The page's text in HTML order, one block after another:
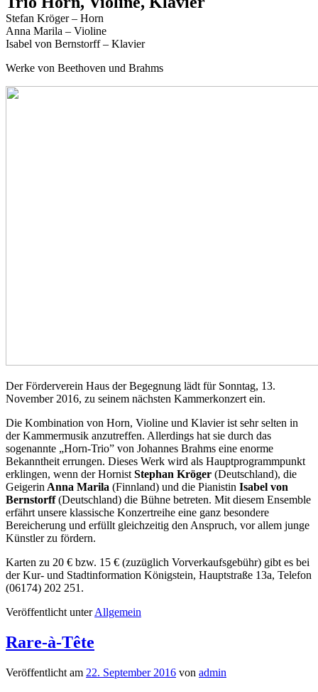
Stefan Kröger – Horn
Anna Marila – Violine
Isabel von Bernstorff – Klavier
Werke von Beethoven und Brahms
Der Förderverein Haus der Begegnung lädt für Sonntag, 13.
November 2016, zu seinem nächsten Kammerkonzert ein.
Die Kombination von Horn, Violine und Klavier ist sehr selten in
der Kammermusik anzutreffen. Allerdings hat sie durch das
sogenannte „Horn-Trio” von Johannes Brahms eine enorme
Bekanntheit errungen. Dieses Werk wird als Hauptprogrammpunkt
erklingen, wenn der Hornist Stephan Kröger (Deutschland), die
Geigerin Anna Marila (Finnland) und die Pianistin Isabel von
Bernstorff(Deutschland) die Bühne betreten. Mit diesem Ensemble
erfährt unsere klassische Konzertreihe eine ganz besondere
Bereicherung und erfüllt gleichzeitig den Anspruch, vor allem junge
Künstler zu fördern.
Karten zu 20 € bzw. 15 € (zuzüglich Vorverkaufsgebühr) gibt es bei
der Kur- und Stadtinformation Königstein, Hauptstraße 13a, Telefon
(06174) 202 251.
Veröffentlicht unter Allgemein
Rare-à-Tête
Veröffentlicht am 22. September 2016 von admin